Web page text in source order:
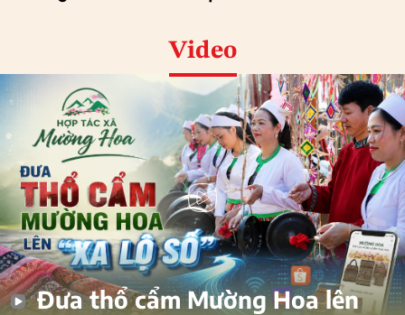
Video
Đưa thổ cẩm Mường Hoa lên